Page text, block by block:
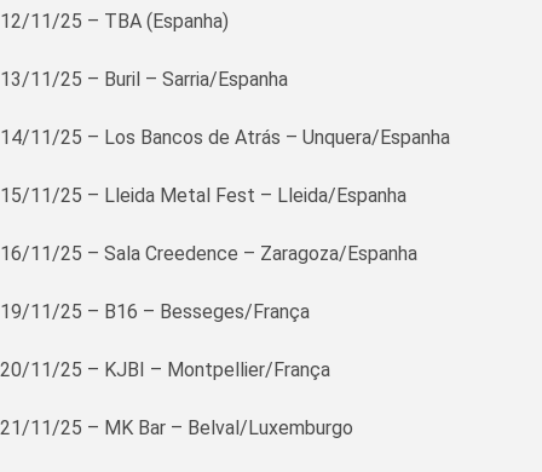
12/11/25 – TBA (Espanha)
13/11/25 – Buril – Sarria/Espanha
14/11/25 – Los Bancos de Atrás – Unquera/Espanha
15/11/25 – Lleida Metal Fest – Lleida/Espanha
16/11/25 – Sala Creedence – Zaragoza/Espanha
19/11/25 – B16 – Besseges/França
20/11/25 – KJBI – Montpellier/França
21/11/25 – MK Bar – Belval/Luxemburgo